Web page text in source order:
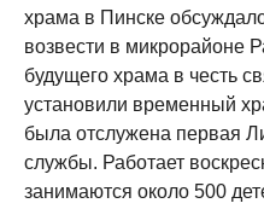
храма в Пинске
возвести в микрорайоне
будущего храма в честь
установили временный
была отслужена первая
службы. Работает
занимаются около 500